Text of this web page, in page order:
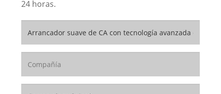
24 horas.